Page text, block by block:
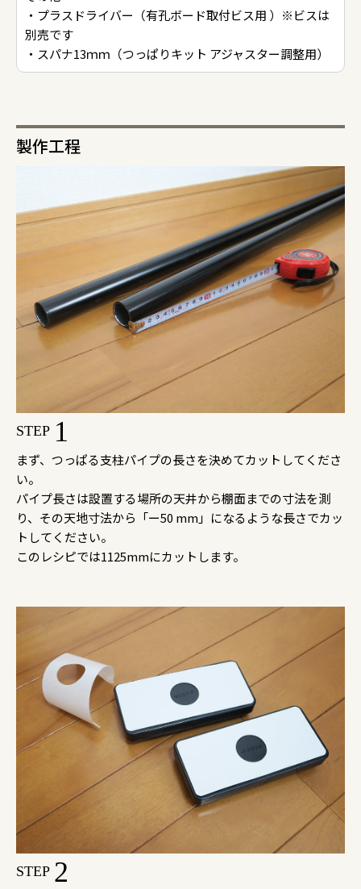
・プラスドライバー（有孔ボード取付ビス用 ）※ビスは
別売です
・スパナ13ｍｍ（つっぱりキット アジャスター調整用）
製作工程
STEP 1
まず、つっぱる支柱パイプの長さを決めてカットしてくださ
い。
パイプ長さは設置する場所の天井から棚面までの寸法を測
り、その天地寸法から「ー50 mm」になるような長さでカッ
トしてください。
このレシピでは1125mmにカットします。
STEP 2